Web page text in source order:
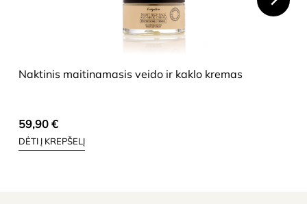
Naktinis maitinamasis veido ir kaklo kremas
59,90 €
DĖTI Į KREPŠELĮ